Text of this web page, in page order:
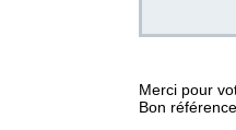
Merci pour
Bon